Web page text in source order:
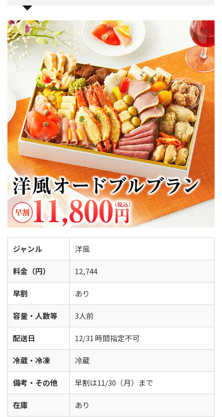
ジャンル 洋風
料金（円） 12,744
早割 あり
容量・人数等 3人前
配送日 12/31 時間指定不可
冷蔵・冷凍 冷蔵
備考・その他 早割は11/30（月）まで
在庫 あり